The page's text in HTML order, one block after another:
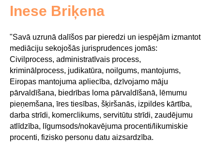
Inese Briķena
"Savā uzrunā dalīšos par pieredzi un iespējām izmantot
mediāciju sekojošās jurisprudences jomās:
Civilprocess, administratīvais process,
kriminālprocess, judikatūra, noilgums, mantojums,
Eiropas mantojuma apliecība, dzīvojamo māju
pārvaldīšana, biedrības loma pārvaldīšanā, lēmumu
pieņemšana, īres tiesības, šķiršanās, izpildes kārtība,
darba strīdi, komerclikums, servitūtu strīdi, zaudējumu
atlīdzība, līgumsods/nokavējuma procenti/likumiskie
procenti, fizisko personu datu aizsardzība.